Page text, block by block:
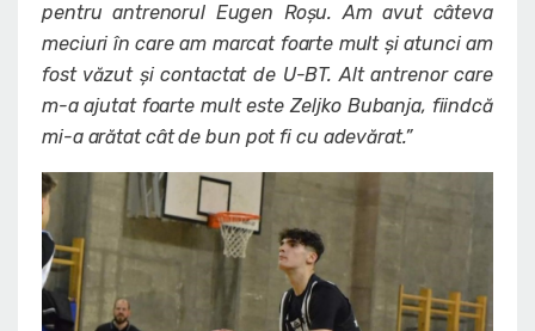
pentru antrenorul Eugen Roșu. Am avut câteva
meciuri în care am marcat foarte mult și atunci am
fost văzut și contactat de U-BT. Alt antrenor care
m-a ajutat foarte mult este Zeljko Bubanja, fiindcă
mi-a arătat cât de bun pot fi cu adevărat.”